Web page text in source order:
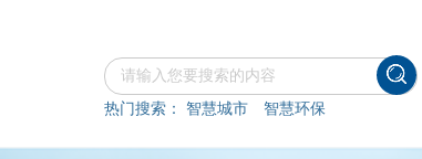
热门搜索： 智慧城市 智慧环保